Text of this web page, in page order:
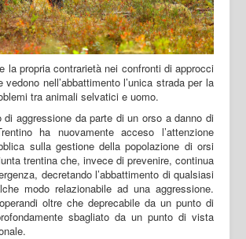
la propria contrarietà nei confronti di approcci
nell’abbattimento l’unica strada per la
tra animali selvatici e uomo.
di aggressione da parte di un orso a danno di
ha nuovamente acceso l’attenzione
sulla gestione della popolazione di orsi
trentina che, invece di prevenire, continua
decretando l’abbattimento di qualsiasi
modo relazionabile ad una aggressione.
oltre che deprecabile da un punto di
sbagliato da un punto di vista